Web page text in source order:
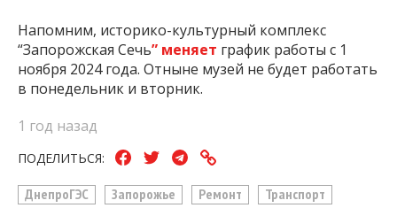
Напомним, историко-культурный комплекс
“Запорожская Сечь” меняет график работы с 1
ноября 2024 года. Отныне музей не будет работать
в понедельник и вторник.
1 год назад
ПОДЕЛИТЬСЯ:
ДнепроГЭС Запорожье Ремонт Транспорт